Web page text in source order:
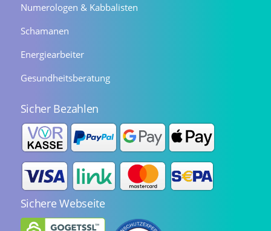
Numerologen & Kabbalisten
Schamanen
Energiearbeiter
Gesundheitsberatung
Sicher Bezahlen
Sichere Webseite